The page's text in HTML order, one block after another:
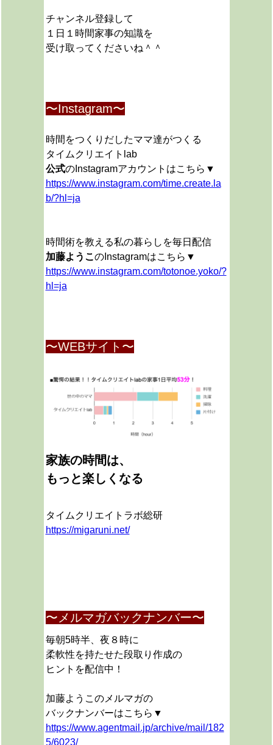
チャンネル登録して
１日１時間家事の知識を
受け取ってくださいね＾＾
〜Instagram〜
時間をつくりだしたママ達がつくる
タイムクリエイトlab
公式のInstagramアカウントはこちら▼
https://www.instagram.com/time.create.la
b/?hl=ja
時間術を教える私の暮らしを毎日配信
加藤ようこ のInstagramはこちら▼
https://www.instagram.com/totonoe.yoko/?
hl=ja
〜WEBサイト〜
家族の時間は、
もっと楽しくなる
タイムクリエイトラボ総研
https://migaruni.net/
〜メルマガバックナンバー〜
毎朝5時半、夜８時に
柔軟性を持たせた段取り作成の
ヒントを配信中！
加藤ようこのメルマガの
バックナンバーはこちら▼
https://www.agentmail.jp/archive/mail/182
5/6023/